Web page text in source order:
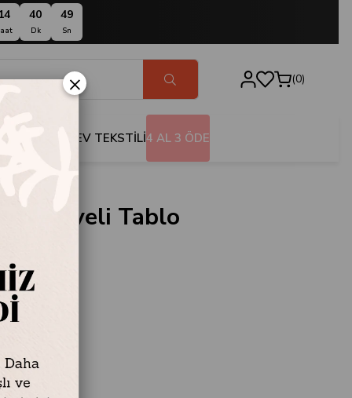
14 40
Dk
48
Sn
0
EV TEKSTİLİ4 AL 3 ÖDE
Çerçeveli Tablo
×